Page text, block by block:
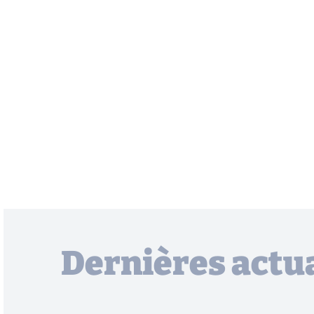
Dernières